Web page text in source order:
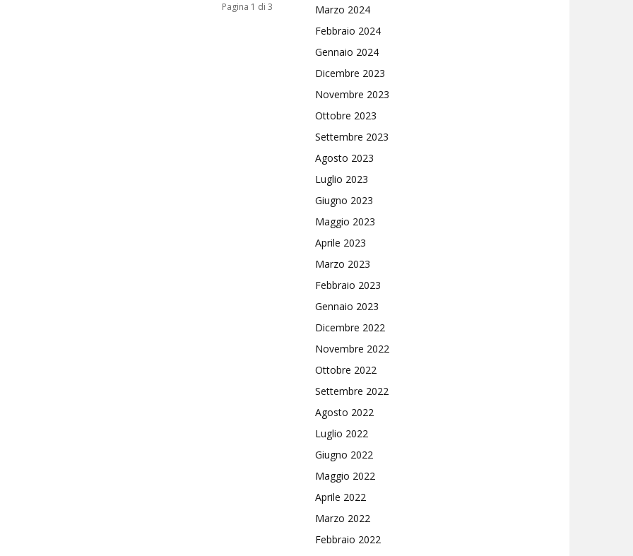
Pagina 1 di 3
Marzo 2024
Febbraio 2024
Gennaio 2024
Dicembre 2023
Novembre 2023
Ottobre 2023
Settembre 2023
Agosto 2023
Luglio 2023
Giugno 2023
Maggio 2023
Aprile 2023
Marzo 2023
Febbraio 2023
Gennaio 2023
Dicembre 2022
Novembre 2022
Ottobre 2022
Settembre 2022
Agosto 2022
Luglio 2022
Giugno 2022
Maggio 2022
Aprile 2022
Marzo 2022
Febbraio 2022